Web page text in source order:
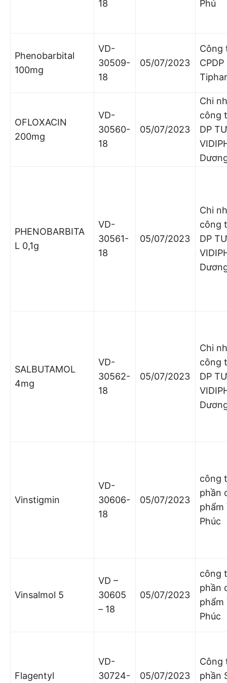
18 Phú
Phenobarbital
100mg
VD-
30509-
18
05/07/2023
Công
CPDP
OFLOXACIN
200mg
VD-
30560-
18
05/07/2023
Chi
công
DP
PHENOBARBITA
L 0,1g
VD-
30561-
18
05/07/2023
Chi
công
DP
SALBUTAMOL
4mg
VD-
30562-
18
05/07/2023
Chi
công
DP
Vinstigmin
VD-
30606-
18
05/07/2023
công
phần
phẩm
Phúc
Vinsalmol 5
VD –
30605
– 18
05/07/2023
công
phần
phẩm
Phúc
Flagentyl
VD-
30724-
05/07/2023
Công
phần